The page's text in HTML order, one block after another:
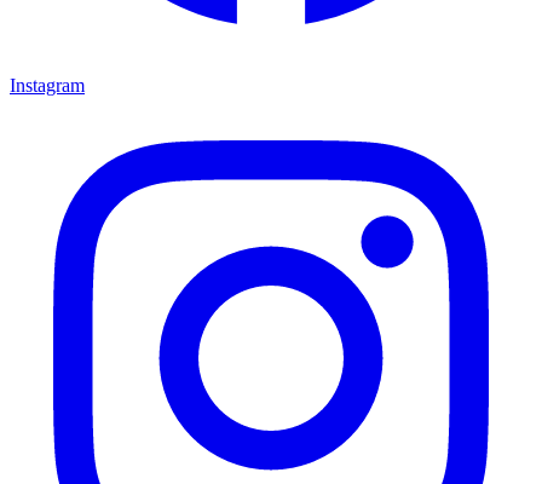
Instagram